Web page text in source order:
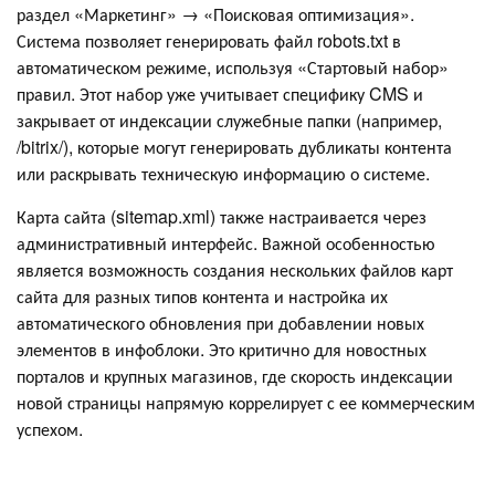
раздел «Маркетинг» → «Поисковая оптимизация».
Система позволяет генерировать файл robots.txt в
автоматическом режиме, используя «Стартовый набор»
правил. Этот набор уже учитывает специфику CMS и
закрывает от индексации служебные папки (например,
/bitrix/), которые могут генерировать дубликаты контента
или раскрывать техническую информацию о системе.
Карта сайта (sitemap.xml) также настраивается через
административный интерфейс. Важной особенностью
является возможность создания нескольких файлов карт
сайта для разных типов контента и настройка их
автоматического обновления при добавлении новых
элементов в инфоблоки. Это критично для новостных
порталов и крупных магазинов, где скорость индексации
новой страницы напрямую коррелирует с ее коммерческим
успехом.